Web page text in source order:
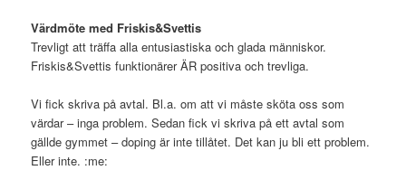
Värdmöte med Friskis&Svettis
Trevligt att träffa alla entusiastiska och glada människor.
Friskis&Svettis funktionärer ÄR positiva och trevliga.
Vi fick skriva på avtal. Bl.a. om att vi måste sköta oss som
värdar – inga problem. Sedan fick vi skriva på ett avtal som
gällde gymmet – doping är inte tillåtet. Det kan ju bli ett problem.
Eller inte. :me: